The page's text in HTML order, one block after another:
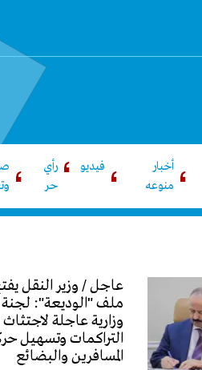
أخبار
منوعه
فيديو
رأي
حر
عاجل / وزير النقل
ملف "الوديعة": لجنة
وزارية عاجلة لاجتثاث
التراكمات وتسهيل
المسافرين والبضائع